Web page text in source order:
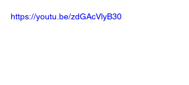
https://youtu.be/zdGAcVlyB30